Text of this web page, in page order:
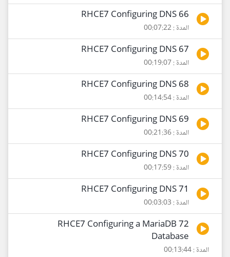
66 RHCE7 Configuring DNS
المدة : 00:07:22
67 RHCE7 Configuring DNS
المدة : 00:19:07
68 RHCE7 Configuring DNS
المدة : 00:14:54
69 RHCE7 Configuring DNS
المدة : 00:21:36
70 RHCE7 Configuring DNS
المدة : 00:17:59
71 RHCE7 Configuring DNS
المدة : 00:03:03
72 RHCE7 Configuring a MariaDB
Database
المدة : 00:13:44